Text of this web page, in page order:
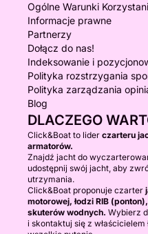
Ogólne Warunki
Informacje prawne
Partnerzy
Dołącz do nas!
Indeksowanie i
Polityka rozstrzygania
Polityka zarządzania
Blog
DLACZEGO
Click&Boat to lider czarteru
armatorów.
Znajdź jacht do
udostępnij swój jacht, aby
utrzymania.
Click&Boat proponuje czarter
motorowej, łodzi RIB
skuterów wodnych. Wybierz
i skontaktuj się z